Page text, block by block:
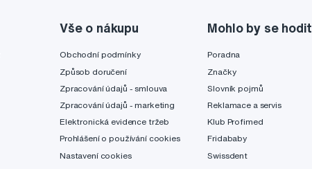
Vše o nákupu
Obchodní podmínky
Způsob doručení
Zpracování údajů - smlouva
Zpracování údajů - marketing
Elektronická evidence tržeb
Prohlášení o používání cookies
Nastavení cookies
Mohlo by se hodit
Poradna
Značky
Slovník pojmů
Reklamace a servis
Klub Profimed
Fridababy
Swissdent